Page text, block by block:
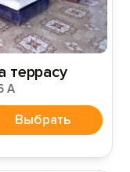
террасу
А
Выбрать